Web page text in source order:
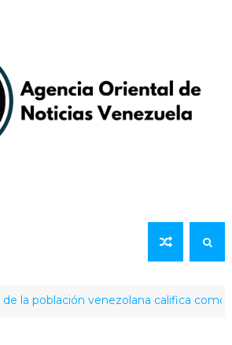
población venezolana califica como